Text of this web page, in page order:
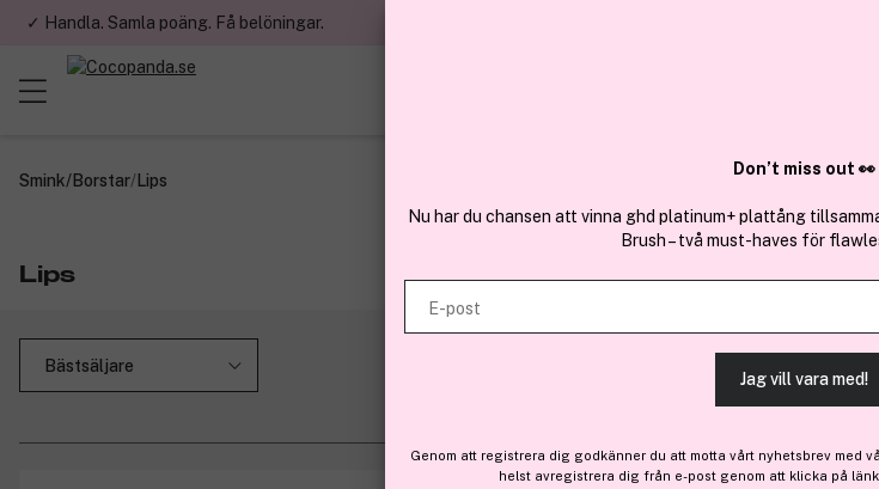
✓ Handla. Samla poäng. Få belöningar.
Smink/Borstar/Lips
Lips
Don’t miss out 👀
Nu har du chansen att vinna ghd platinum+ plattång
Brush – två must-haves för
E-post
Jag vill vara med!
Genom att registrera dig godkänner du att motta vårt nyhetsbrev med
helst avregistrera dig från e-post genom att klicka på